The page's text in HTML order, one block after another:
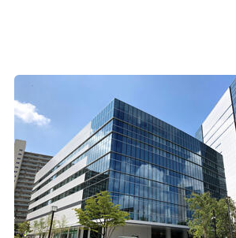
新規ウィンドウで開く